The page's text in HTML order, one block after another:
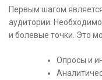
Первым шагом
аудитории.
и болевые точки. Это
Опросы и